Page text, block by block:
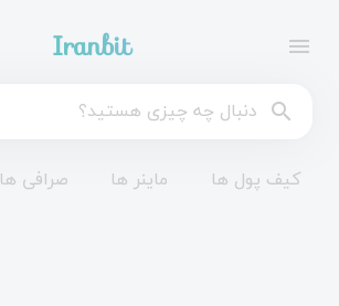
menu
Iranbit
search
کیف پول ها ماینر ها صرافی ها